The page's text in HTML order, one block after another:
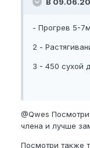
- Прогрев 5-
2 -
3 - 450 сухой
@Qwes
члена и лучше
Посмотри также